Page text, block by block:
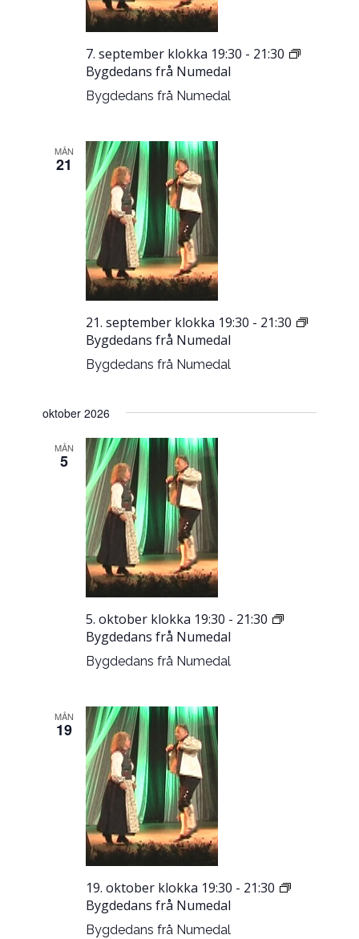
Bygdedans frå Numedal
7. september klokka 19:30 - 21:30
Bygdedans frå Numedal
MÅN
21
Bygdedans frå Numedal
21. september klokka 19:30 - 21:30
Bygdedans frå Numedal
oktober 2026
MÅN
5
Bygdedans frå Numedal
5. oktober klokka 19:30 - 21:30
Bygdedans frå Numedal
MÅN
19
Bygdedans frå Numedal
19. oktober klokka 19:30 - 21:30
Bygdedans frå Numedal